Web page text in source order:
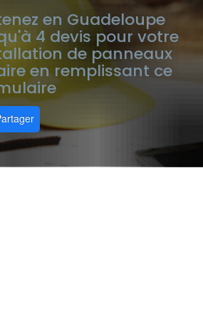
en Guadeloupe
4 devis pour votre
de panneaux
en remplissant ce